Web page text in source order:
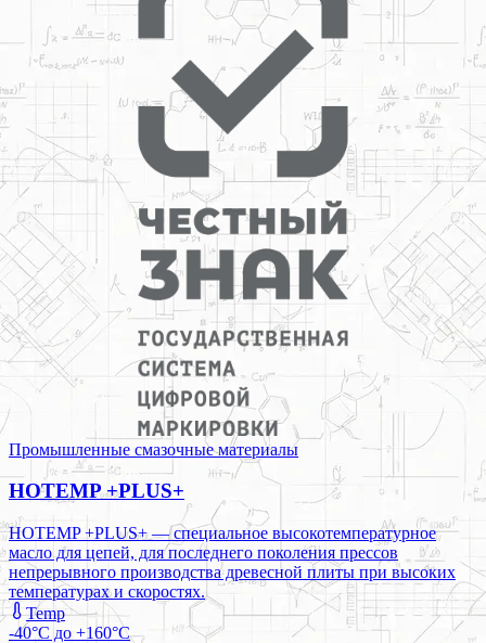
Промышленные смазочные материалы
HOTEMP +PLUS+
HOTEMP +PLUS+ — специальное высокотемпературное
масло для цепей, для последнего поколения прессов
непрерывного производства древесной плиты при высоких
температурах и скоростях.
Temp
-40°C до +160°C